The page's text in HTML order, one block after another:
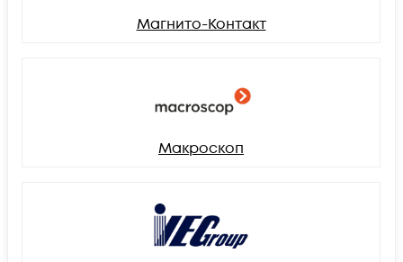
Магнито-Контакт
Макроскоп